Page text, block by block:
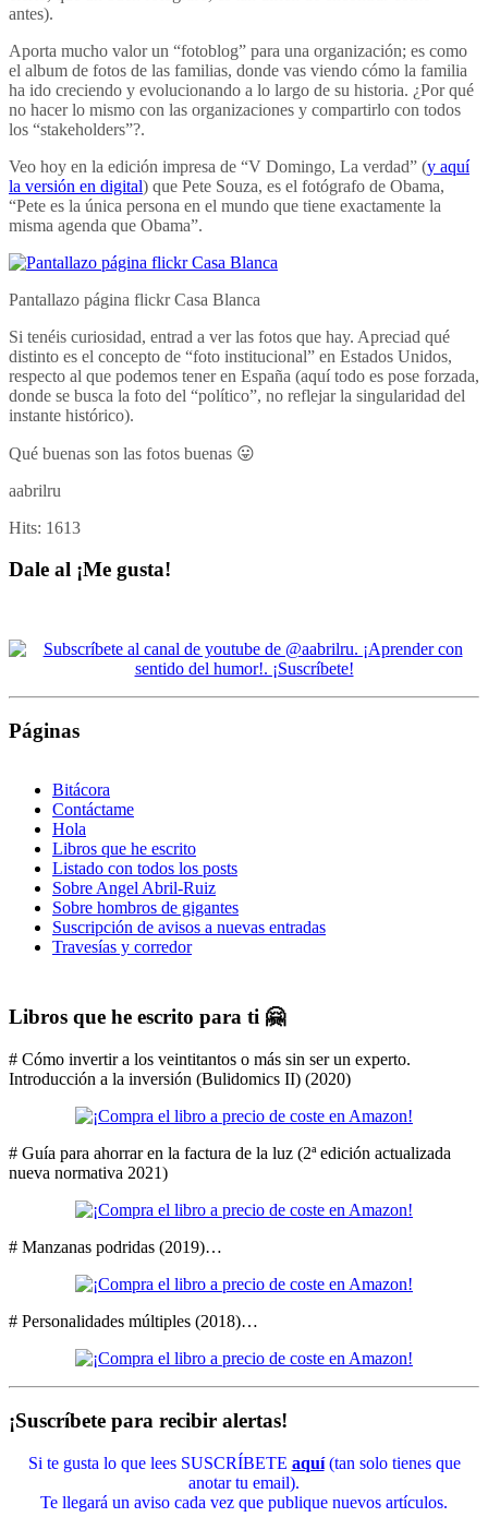
antes).
Aporta mucho valor un “fotoblog” para una organización; es como
el album de fotos de las familias, donde vas viendo cómo la familia
ha ido creciendo y evolucionando a lo largo de su historia. ¿Por qué
no hacer lo mismo con las organizaciones y compartirlo con todos
los “stakeholders”?.
Veo hoy en la edición impresa de “V Domingo, La verdad” (y aquí
la versión en digital) que Pete Souza, es el fotógrafo de Obama,
“Pete es la única persona en el mundo que tiene exactamente la
misma agenda que Obama”.
Pantallazo página flickr Casa Blanca
Si tenéis curiosidad, entrad a ver las fotos que hay. Apreciad qué
distinto es el concepto de “foto institucional” en Estados Unidos,
respecto al que podemos tener en España (aquí todo es pose forzada,
donde se busca la foto del “político”, no reflejar la singularidad del
instante histórico).
Qué buenas son las fotos buenas 😛
aabrilru
Hits: 1613
Dale al ¡Me gusta!
Páginas
Bitácora
Contáctame
Hola
Libros que he escrito
Listado con todos los posts
Sobre Angel Abril-Ruiz
Sobre hombros de gigantes
Suscripción de avisos a nuevas entradas
Travesías y corredor
Libros que he escrito para ti 🤗
# Cómo invertir a los veintitantos o más sin ser un experto.
Introducción a la inversión (Bulidomics II) (2020)
# Guía para ahorrar en la factura de la luz (2ª edición actualizada
nueva normativa 2021)
# Manzanas podridas (2019)…
# Personalidades múltiples (2018)…
¡Suscríbete para recibir alertas!
Si te gusta lo que lees SUSCRÍBETE aquí(tan solo tienes que
anotar tu email).
Te llegará un aviso cada vez que publique nuevos artículos.